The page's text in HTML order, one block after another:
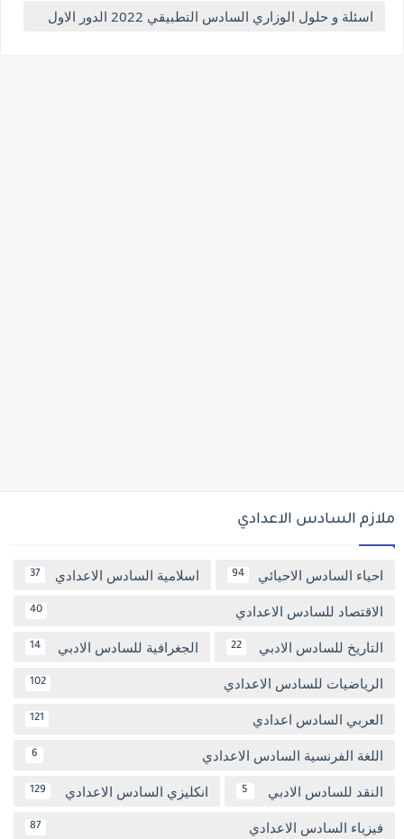
اسئلة و حلول الوزاري السادس التطبيقي 2022 الدور الاول
ملازم السادس الاعدادي
احياء السادس الاحيائي 94 اسلامية السادس الاعدادي 37
الاقتصاد للسادس الاعدادي 40
التاريخ للسادس الادبي 22 الجغرافية للسادس الادبي 14
الرياضيات للسادس الاعدادي 102
العربي السادس اعدادي 121
اللغة الفرنسية السادس الاعدادي 6
النقد للسادس الادبي 5 انكليزي السادس الاعدادي 129
فيزياء السادس الاعدادي 87